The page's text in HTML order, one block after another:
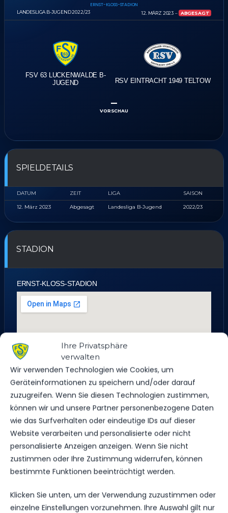
Ihre Privatsphäre
verwalten
Wir verwenden Technologien wie Cookies, um
Geräteinformationen zu speichern und/oder darauf
zuzugreifen. Wenn Sie diesen Technologien zustimmen,
können wir und unsere Partner personenbezogene Daten
wie das Surfverhalten oder eindeutige IDs auf dieser
Website verarbeiten und personalisierte oder nicht
personalisierte Anzeigen anzeigen. Wenn Sie nicht
zustimmen oder Ihre Zustimmung widerrufen, können
bestimmte Funktionen beeinträchtigt werden.
Klicken Sie unten, um der Verwendung zuzustimmen oder
einzelne Einstellungen vorzunehmen. Ihre Auswahl gilt nur
LANDESLIGA B-JUGEND 2022/23
ERNST-KLOSS-STADION
12. MÄRZ 2023 ABGESAGT
FSV 63 LUCKENWALDE B-
JUGEND
RSV EINTRACHT 1949 TELTOW
–
VORSCHAU
SPIELDETAILS
DATUM ZEIT LIGA SAISON
12. März 2023 Abgesagt Landesliga B-Jugend 2022/23
STADION
ERNST-KLOSS-STADION
An den Ziegeleien 16, 14943 Luckenwalde, Deutschland